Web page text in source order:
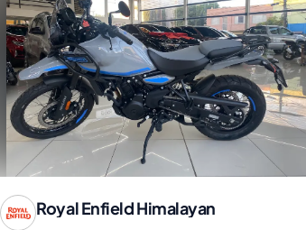
Royal EnfieldHimalayan